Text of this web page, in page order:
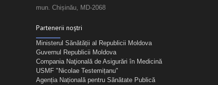
mun. Chișinău, MD-2068
Partenerii noștri
Ministerul Sănătății al Republicii Moldova
Guvernul Republicii Moldova
Compania Naţională de Asigurări în Medicină
USMF "Nicolae Testemițanu"
Agenția Națională pentru Sănătate Publică